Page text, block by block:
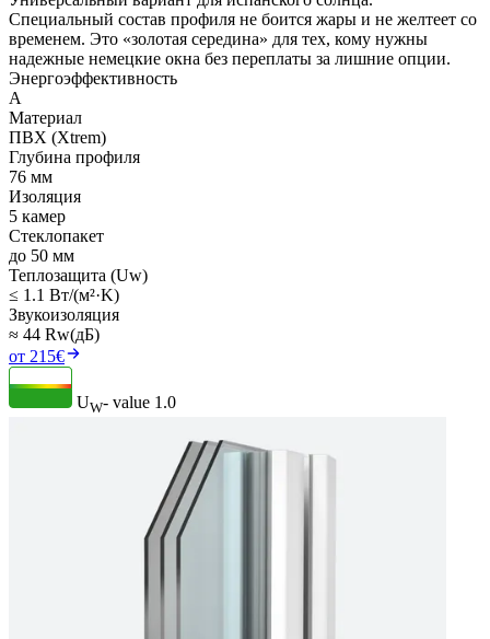
Специальный состав профиля не боится жары и не желтеет со
временем. Это «золотая середина» для тех, кому нужны
надежные немецкие окна без переплаты за лишние опции.
Энергоэффективность
A
Материал
ПВХ (Xtrem)
Глубина профиля
76 мм
Изоляция
5 камер
Стеклопакет
до 50 мм
Теплозащита (Uw)
≤ 1.1 Вт/(м²·K)
Звукоизоляция
≈ 44 Rw(дБ)
от 215€
UW- value 1.0